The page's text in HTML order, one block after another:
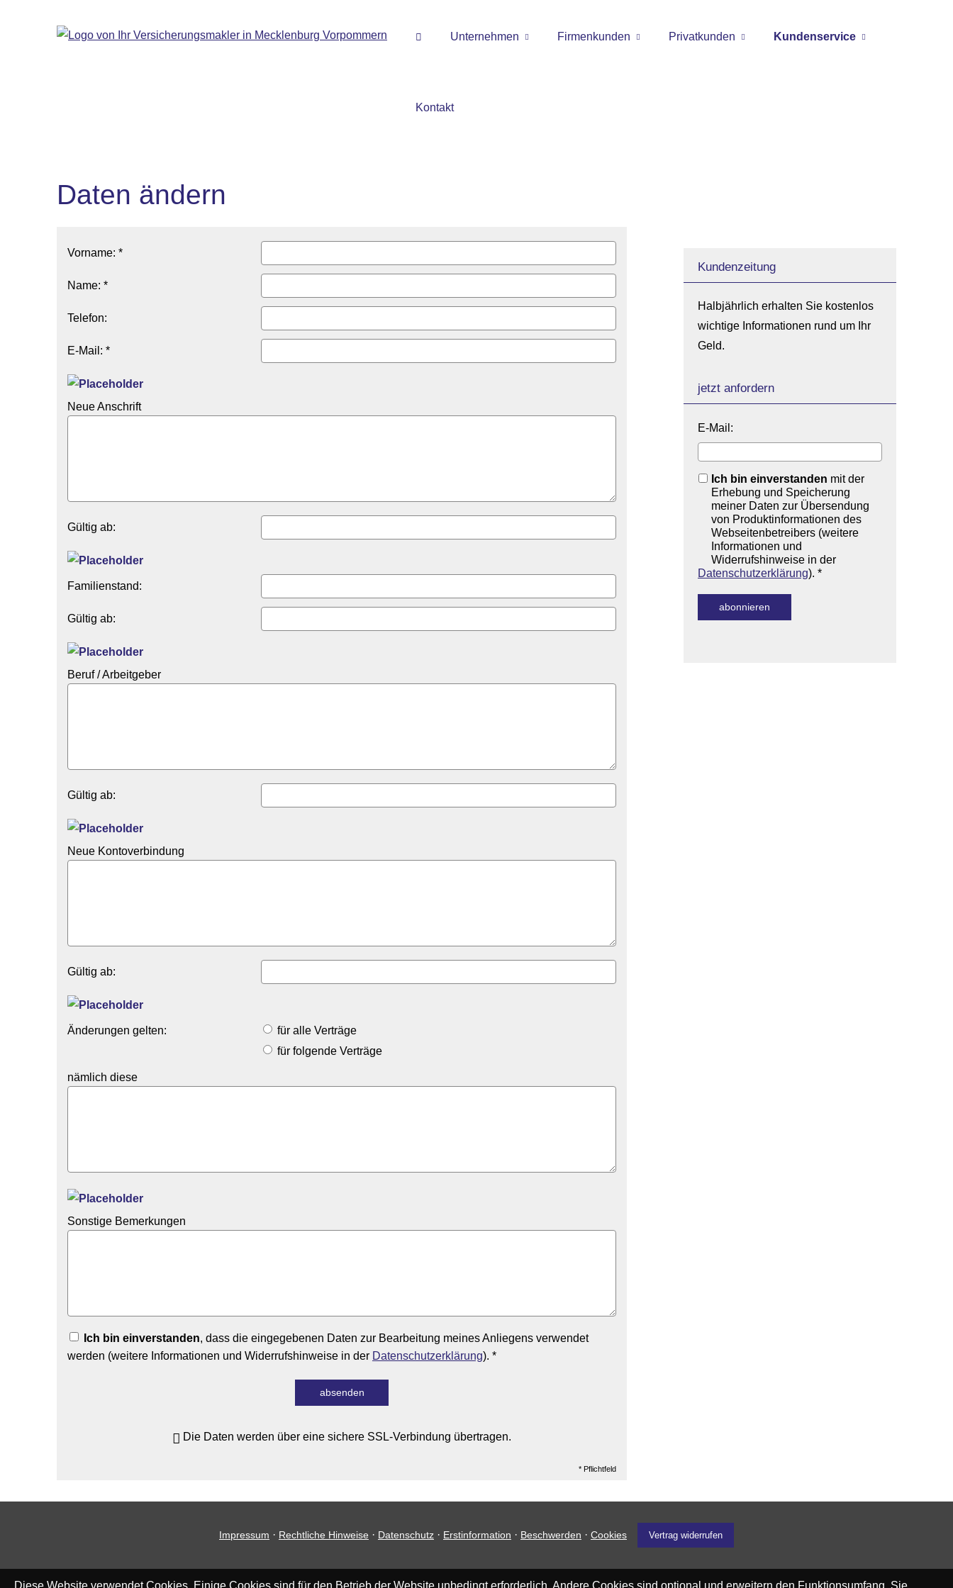
Unternehmen Firmenkunden Privatkunden Kundenservice
Kontakt
Kundenzeitung
Halbjährlich erhalten Sie kostenlos
wichtige Informationen rund um Ihr
Geld.
jetzt anfordern
E-Mail:
Ich bin einverstanden mit der
Erhebung und Speicherung
meiner Daten zur Übersendung
von Produktinformationen des
Webseitenbetreibers (weitere
Informationen und
Widerrufshinweise in der
Datenschutzerklärung). *
Daten ändern
Vorname: *
Name: *
Telefon:
E-Mail: *
Neue Anschrift
Gültig ab:
Familienstand:
Gültig ab:
Beruf / Arbeitgeber
Gültig ab:
Neue Kontoverbindung
Gültig ab:
Änderungen gelten:
für alle Verträge
für folgende Verträge
nämlich diese
Sonstige Bemerkungen
Ich bin einverstanden, dass die eingegebenen Daten zur Bearbeitung meines Anliegens verwendet
werden (weitere Informationen und Widerrufshinweise in der Datenschutzerklärung). *
absenden
Die Daten werden über eine sichere SSL-Verbindung übertragen.
* Pflichtfeld
Impressum · Rechtliche Hinweise · Datenschutz · Erstinformation · Beschwerden · Cookies Vertrag widerrufen
Diese Website verwendet Cookies. Einige Cookies sind für den Betrieb der Website unbedingt erforderlich. Andere Cookies sind optional und erweitern den Funktionsumfang. Sie